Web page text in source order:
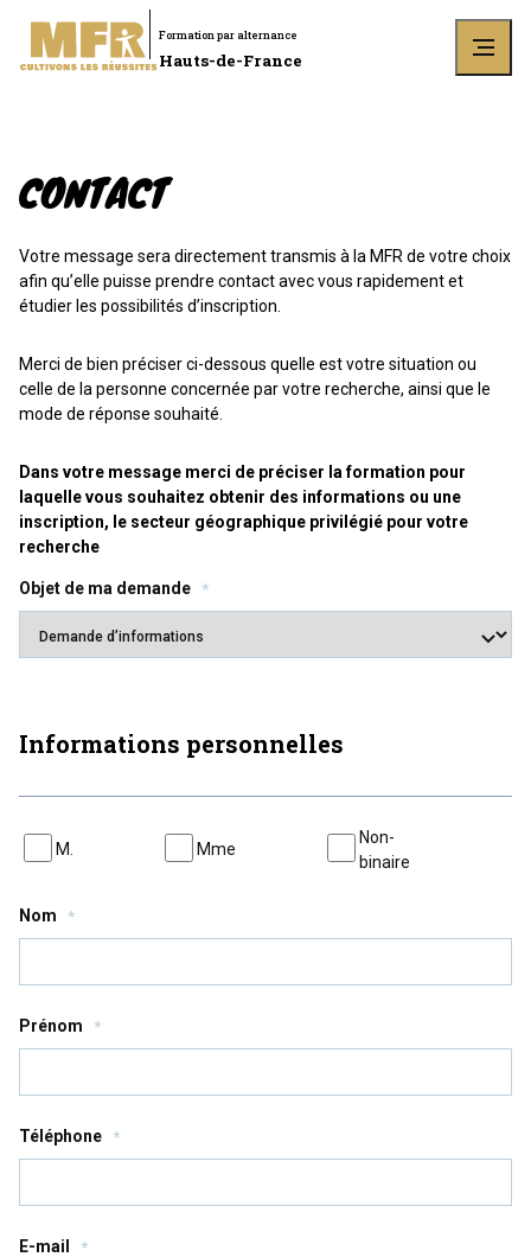
Formation par alternance
Hauts-de-France
CONTACT
Votre message sera directement transmis à la MFR de votre choix
afin qu’elle puisse prendre contact avec vous rapidement et
étudier les possibilités d’inscription.
Merci de bien préciser ci-dessous quelle est votre situation ou
celle de la personne concernée par votre recherche, ainsi que le
mode de réponse souhaité.
Dans votre message merci de préciser la formation pour
laquelle vous souhaitez obtenir des informations ou une
inscription, le secteur géographique privilégié pour votre
recherche
Objet de ma demande *
Informations personnelles
Identité
*
M. Mme
Non-
binaire
Nom *
Prénom *
Téléphone *
E-mail *